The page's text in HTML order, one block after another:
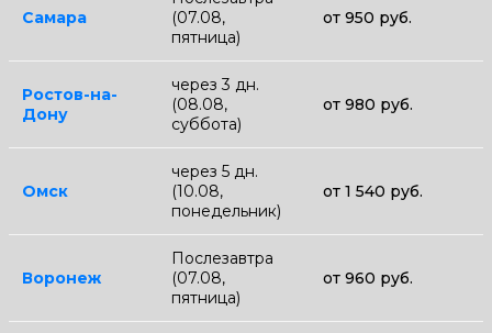
Самара
(07.08,
пятница)
от 950 руб.
Ростов-на-
Дону
через 3 дн.
(08.08,
суббота)
от 980 руб.
Омск
через 5 дн.
(10.08,
понедельник)
от 1 540 руб.
Воронеж
Послезавтра
(07.08,
пятница)
от 960 руб.